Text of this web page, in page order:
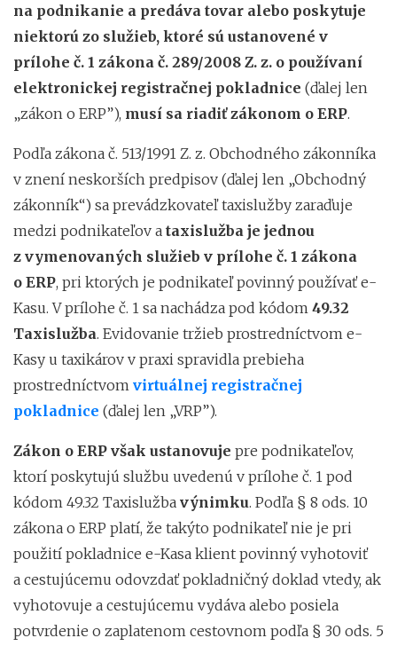
na podnikanie a predáva tovar alebo poskytuje
niektorú zo služieb, ktoré sú ustanovené v
prílohe č. 1 zákona č. 289/2008 Z. z. o používaní
elektronickej registračnej pokladnice (ďalej len
„zákon o ERP”), musí sa riadiť zákonom o ERP.
Podľa zákona č. 513/1991 Z. z. Obchodného zákonníka
v znení neskorších predpisov (ďalej len „Obchodný
zákonník“) sa prevádzkovateľ taxislužby zaraďuje
medzi podnikateľov a taxislužba je jednou
z vymenovaných služieb v prílohe č. 1 zákona
o ERP, pri ktorých je podnikateľ povinný používať e-
Kasu. V prílohe č. 1 sa nachádza pod kódom 49.32
Taxislužba. Evidovanie tržieb prostredníctvom e-
Kasy u taxikárov v praxi spravidla prebieha
prostredníctvom virtuálnej registračnej
pokladnice (ďalej len „VRP”).
Zákon o ERP však ustanovuje pre podnikateľov,
ktorí poskytujú službu uvedenú v prílohe č. 1 pod
kódom 49.32 Taxislužba výnimku. Podľa § 8 ods. 10
zákona o ERP platí, že takýto podnikateľ nie je pri
použití pokladnice e-Kasa klient povinný vyhotoviť
a cestujúcemu odovzdať pokladničný doklad vtedy, ak
vyhotovuje a cestujúcemu vydáva alebo posiela
potvrdenie o zaplatenom cestovnom podľa § 30 ods. 5